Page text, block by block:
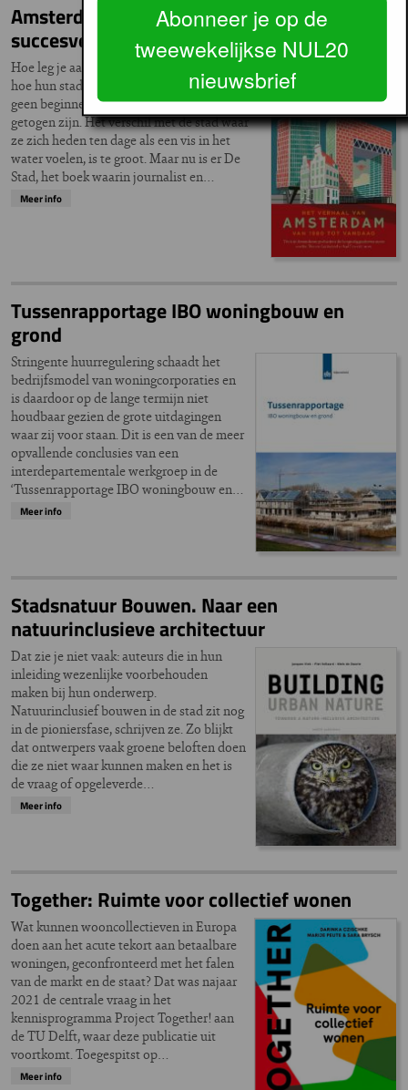
Amsterdam: van achenebbisj naar
succesverhaal
Hoe leg je aan Amsterdamse millennials uit
hoe hun stad er bij lag rond 1980? Daar is
geen beginnen aan, ook als ze er geboren en
getogen zijn. Het verschil met de stad waar
ze zich heden ten dage als een vis in het
water voelen, is te groot. Maar nu is er De
Stad, het boek waarin journalist en…
Meer info
Tussenrapportage IBO woningbouw en
grond
Stringente huurregulering schaadt het
bedrijfsmodel van woningcorporaties en
is daardoor op de lange termijn niet
houdbaar gezien de grote uitdagingen
waar zij voor staan. Dit is een van de meer
opvallende conclusies van een
interdepartementale werkgroep in de
‘Tussenrapportage IBO woningbouw en…
Meer info
Stadsnatuur Bouwen. Naar een
natuurinclusieve architectuur
Dat zie je niet vaak: auteurs die in hun
inleiding wezenlijke voorbehouden
maken bij hun onderwerp.
Natuurinclusief bouwen in de stad zit nog
in de pioniersfase, schrijven ze. Zo blijkt
dat ontwerpers vaak groene beloften doen
die ze niet waar kunnen maken en het is
de vraag of opgeleverde…
Meer info
Together: Ruimte voor collectief wonen
Wat kunnen wooncollectieven in Europa
doen aan het acute tekort aan betaalbare
woningen, geconfronteerd met het falen
van de markt en de staat? Dat was najaar
2021 de centrale vraag in het
kennisprogramma Project Together! aan
de TU Delft, waar deze publicatie uit
voortkomt. Toegespitst op…
Meer info
Abonneer je op de
tweewekelijkse NUL20
nieuwsbrief